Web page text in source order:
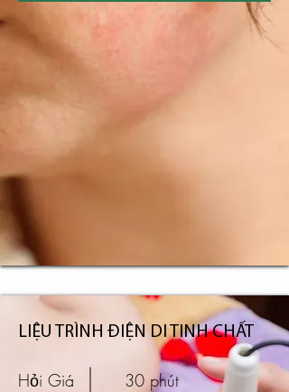
LIỆU TRÌNH ĐIỆN DI TINH CHẤT
Hỏi Giá 30 phút